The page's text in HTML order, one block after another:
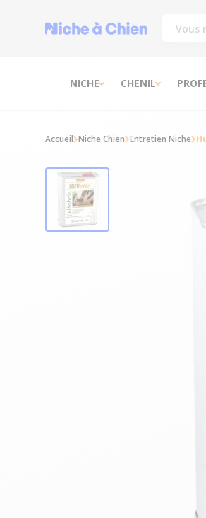
NICHE CHENIL
Accueil Niche Chien Entretien Niche